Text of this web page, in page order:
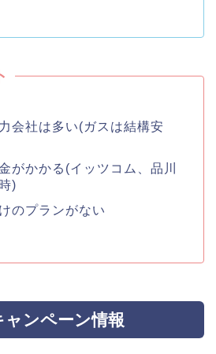
会社は多い(ガスは結構安
がかかる(イッツコム、品川
)
のプランがない
ンペーン情報